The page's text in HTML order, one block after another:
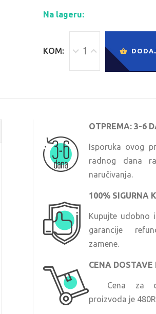
Na lageru:
KOM:
OTPREMA: 3-6
Isporuka ovog
radnog dana
naručivanja.
100% SIGURNA
Kupujte udobno
garancije
zamene.
CENA DOSTAVE
Cena za
proizvoda je